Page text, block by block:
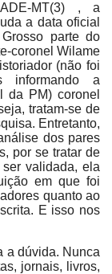
MT(3) , a
a data oficial
parte do
coronel Wilame
(não foi
informando a
da PM) coronel
tratam-se de
Entretanto,
dos pares
por se tratar de
validada, ela
em que foi
quanto ao
E isso nos
a dúvida. Nunca
jornais, livros,